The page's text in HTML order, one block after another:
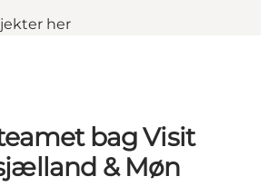
her
bag Visit
& Møn